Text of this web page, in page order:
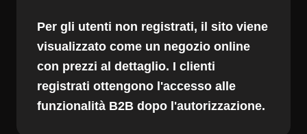
Per gli utenti non registrati, il sito viene
visualizzato come un negozio online
con prezzi al dettaglio. I clienti
registrati ottengono l'accesso alle
funzionalità B2B dopo l'autorizzazione.